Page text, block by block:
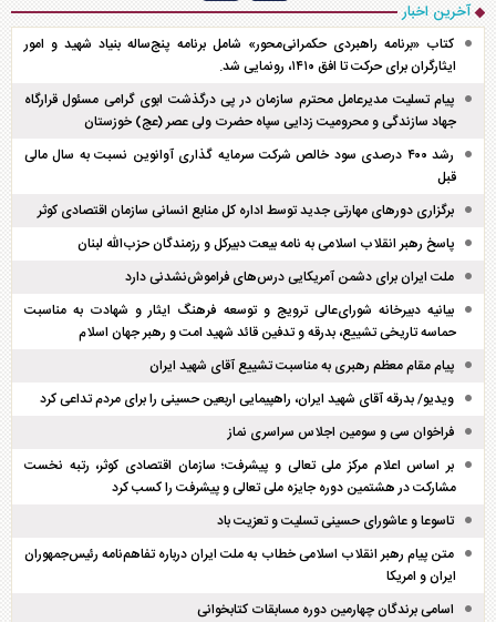
آخرین اخبار
کتاب «برنامه راهبردی حکمرانی‌محور» شامل برنامه پنج‌ساله بنیاد شهید و امور
ایثارگران برای حرکت تا افق ۱۴۱۰، رونمایی شد.
پیام تسلیت مدیرعامل محترم سازمان در پی درگذشت ابوی گرامی مسئول قرارگاه
جهاد سازندگی و محرومیت زدایی سپاه حضرت ولی عصر (عج) خوزستان
رشد ۴۰۰ درصدی سود خالص شرکت سرمایه گذاری آوانوین نسبت به سال مالی
قبل
برگزاری دور‌های مهارتی جدید توسط اداره کل منابع انسانی سازمان اقتصادی کوثر
پاسخ رهبر انقلاب اسلامی به نامه بیعت دبیرکل و رزمندگان حزب‌الله لبنان
ملت ایران برای دشمن آمریکایی درس‌های فراموش‌نشدنی دارد
بیانیه دبیرخانه شورای‌عالی ترویج و توسعه فرهنگ ایثار و شهادت به مناسبت
حماسه تاریخی تشییع، بدرقه و تدفین قائد شهید امت و رهبر جهان اسلام
پیام مقام معظم رهبری به مناسبت تشییع آقای شهید ایران
ویدیو/ بدرقه آقای شهید ایران، راهپیمایی اربعین حسینی را برای مردم تداعی کرد
فراخوان سی و سومین اجلاس سراسری نماز
بر اساس اعلام مرکز ملی تعالی و پیشرفت؛ سازمان اقتصادی کوثر، رتبه نخست
مشارکت در هشتمین دوره جایزه ملی تعالی و پیشرفت را کسب کرد
تاسوعا و عاشورای حسینی تسلیت و تعزیت باد
متن پیام رهبر انقلاب اسلامی خطاب به ملت ایران درباره تفاهم‌نامه رئیس‌جمهوران
ایران و امریکا
اسامی برندگان چهارمین دوره مسابقات کتابخوانی